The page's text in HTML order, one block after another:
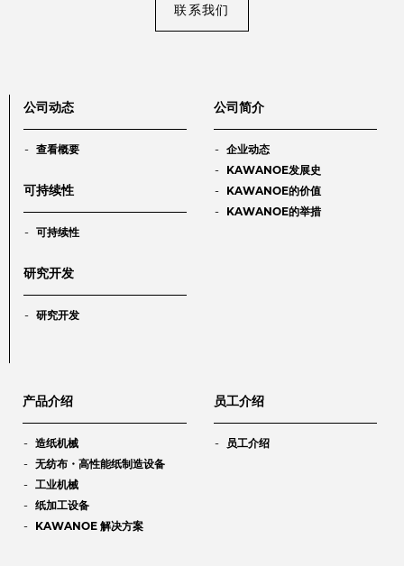
联系我们
公司动态
查看概要
可持续性
可持续性
研究开发
研究开发
公司简介
企业动态
KAWANOE发展史
KAWANOE的价值
KAWANOE的举措
产品介绍
造纸机械
无纺布・高性能纸制造设备
工业机械
纸加工设备
KAWANOE 解决方案
员工介绍
员工介绍